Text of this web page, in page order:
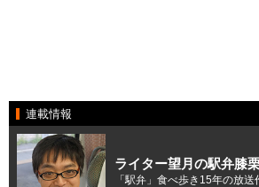
連載情報
ライター望月の駅弁膝
「駅弁」食べ歩き15年の放